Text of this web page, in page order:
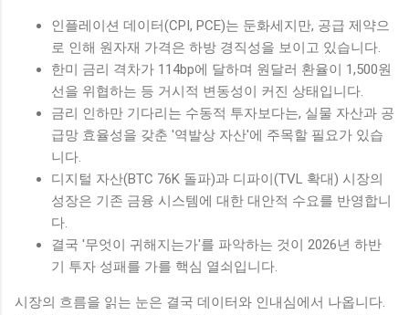
인플레이션 데이터(CPI, PCE)는 둔화세지만, 공급 제약으
로 인해 원자재 가격은 하방 경직성을 보이고 있습니다.
한미 금리 격차가 114bp에 달하며 원달러 환율이 1,500원
선을 위협하는 등 거시적 변동성이 커진 상태입니다.
금리 인하만 기다리는 수동적 투자보다는, 실물 자산과 공
급망 효율성을 갖춘 '역발상 자산'에 주목할 필요가 있습
니다.
디지털 자산(BTC 76K 돌파)과 디파이(TVL 확대) 시장의
성장은 기존 금융 시스템에 대한 대안적 수요를 반영합니
다.
결국 '무엇이 귀해지는가'를 파악하는 것이 2026년 하반
기 투자 성패를 가를 핵심 열쇠입니다.
시장의 흐름을 읽는 눈은 결국 데이터와 인내심에서 나옵니다.